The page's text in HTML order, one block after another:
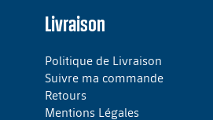
Livraison
Politique de Livraison
Suivre ma commande
Retours
Mentions Légales